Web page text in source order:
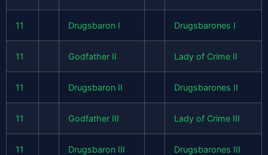
11 Drugsbaron I Drugsbarones I
11 Godfather II Lady of Crime II
11 Drugsbaron II Drugsbarones II
11 Godfather III Lady of Crime III
11 Drugsbaron III Drugsbarones III